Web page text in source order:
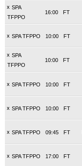
x SPA
TFPPO
FT
16:00
x SPA TFPPO FT
10:00
x SPA
TFPPO
FT
10:00
x SPA TFPPO FT
10:00
x SPA TFPPO FT
10:00
x SPA TFPPO FT
09:45
x SPA TFPPO FT
17:00